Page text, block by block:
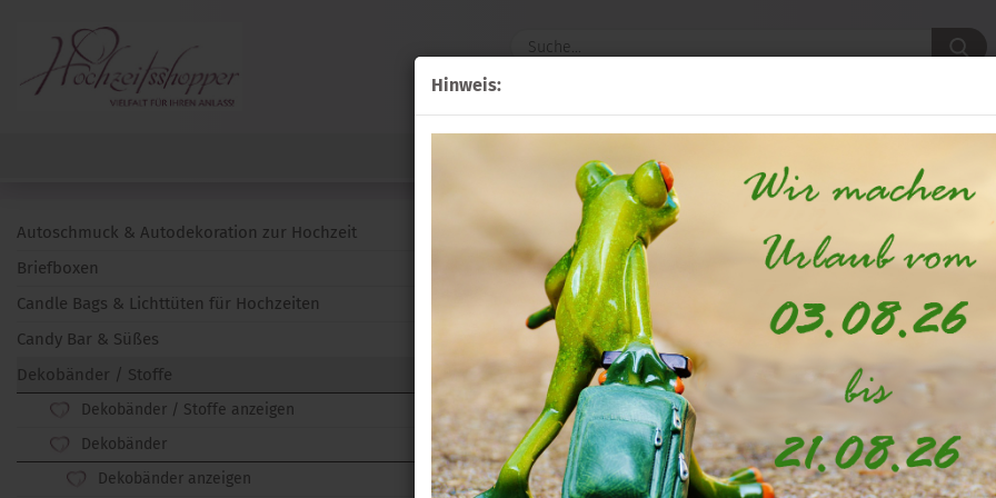
Hinweis:
INSPIRATION & DEKO-TIPPS
Startseite » Dekobänder / Stoffe
Autoschmuck & Autodekoration zur Hochzeit
Briefboxen
Candle Bags & Lichttüten für Hochzeiten
Candy Bar & Süßes
Dekobänder / Stoffe
Dekobänder / Stoffe anzeigen
Dekobänder
Dekobänder anzeigen